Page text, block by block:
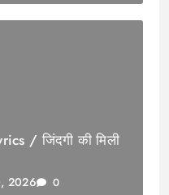
/ जिंदगी की मिली
2026 0